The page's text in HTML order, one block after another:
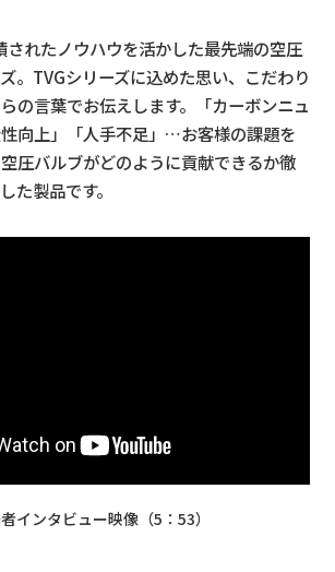
れたノウハウを活かした最先端の空圧
。TVGシリーズに込めた思い、こだわり
の言葉でお伝えします。「カーボンニュ
向上」「人手不足」…お客様の課題を
圧バルブがどのように貢献できるか徹
た製品です。
インタビュー映像（5：53）